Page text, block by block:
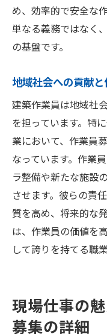
め、効率的で安全な
単なる義務ではなく
の基盤です。
地域社会への貢献
建築作業員は地域社
を担っています。特
業において、作業員
なっています。作業
ラ整備や新たな施設
させます。彼らの責
質を高め、将来的な
は、作業員の価値を
して誇りを持てる職業
現場仕事の
募集の詳細